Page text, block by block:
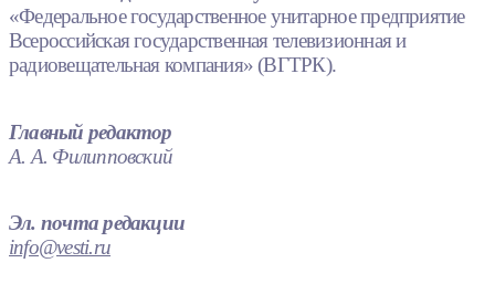
«Федеральное государственное унитарное предприятие
Всероссийская государственная телевизионная и
радиовещательная компания» (ВГТРК).
Главный редактор
А. А. Филипповский
Эл. почта редакции
info@vesti.ru